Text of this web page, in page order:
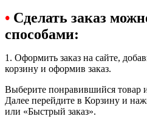
• Сделать заказ
способами:
1. Оформить заказ на сайте,
корзину и оформив заказ.
Выберите понравившийся товар и
Далее перейдите в Корзину и
или «Быстрый заказ».